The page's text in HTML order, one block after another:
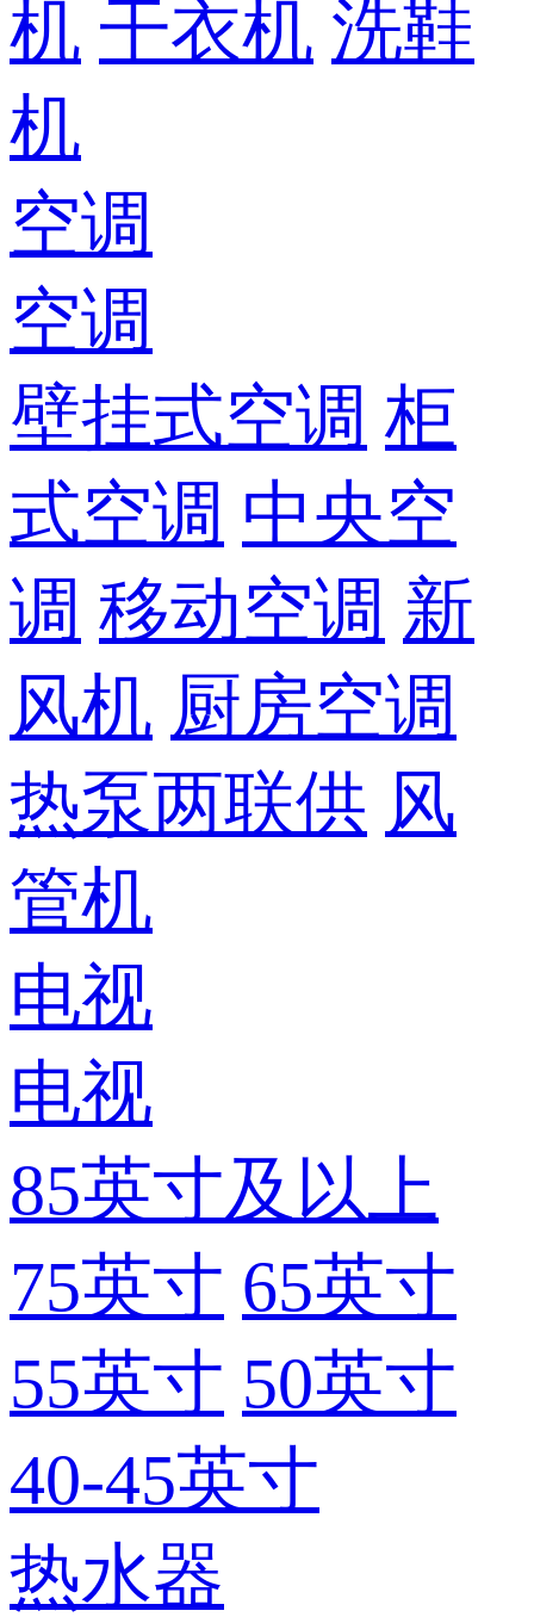
机 干衣机 洗鞋
机
空调
空调
壁挂式空调 柜
式空调 中央空
调 移动空调 新
风机 厨房空调
热泵两联供 风
管机
电视
电视
85英寸及以上
75英寸 65英寸
55英寸 50英寸
40-45英寸
热水器